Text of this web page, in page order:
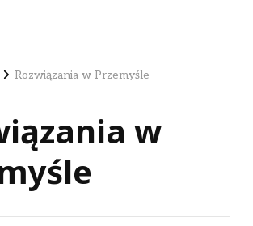
Rozwiązania w Przemyśle
w